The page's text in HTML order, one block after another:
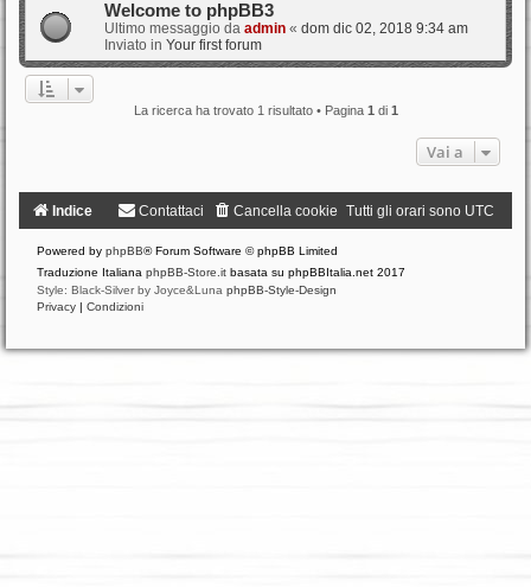
Welcome to phpBB3
Ultimo messaggio da admin « dom dic 02, 2018 9:34 am
Inviato in Your first forum
La ricerca ha trovato 1 risultato • Pagina 1di 1
Vai a
Indice Tutti gli orari sono UTC
Cancella cookie
Contattaci
Powered by phpBB® Forum Software © phpBB Limited
Traduzione Italiana phpBB-Store.it basata su phpBBItalia.net 2017
Style: Black-Silver by Joyce&Luna phpBB-Style-Design
Privacy
Condizioni